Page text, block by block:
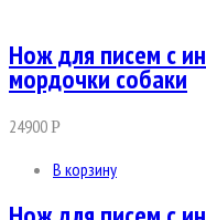
Нож для писем с
мордочки собаки
24900Р
В корзину